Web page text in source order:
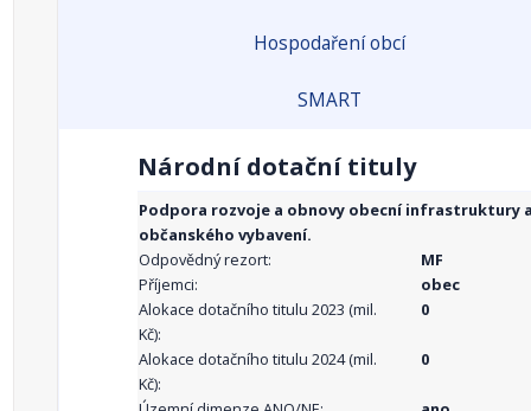
Hospodaření obcí
SMART
Národní dotační tituly
Podpora rozvoje a obnovy obecní infrastruktury
občanského vybavení.
Odpovědný rezort:
MF
Příjemci:
obec
Alokace dotačního titulu 2023 (mil.
Kč):
0
Alokace dotačního titulu 2024 (mil.
Kč):
0